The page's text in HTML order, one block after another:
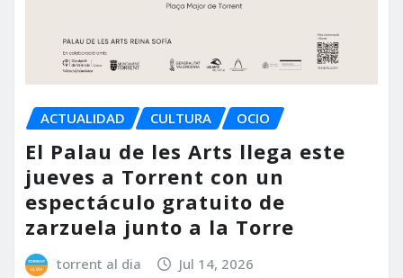
ACTUALIDAD CULTURA OCIO
El Palau de les Arts llega este
jueves a Torrent con un
espectáculo gratuito de
zarzuela junto a la Torre
torrent al dia Jul 14, 2026